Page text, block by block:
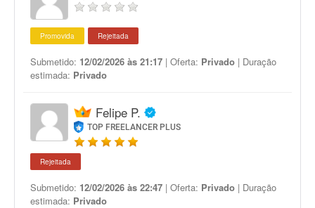
Promovida Rejeitada
Submetido: 12/02/2026 às 21:17 | Oferta: Privado | Duração
estimada: Privado
Felipe P.
TOP FREELANCER PLUS
Rejeitada
Submetido: 12/02/2026 às 22:47 | Oferta: Privado | Duração
estimada: Privado